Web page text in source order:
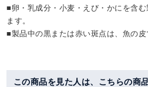
■卵・乳成分・小麦・えび・かにを含
ます。
■製品中の黒または赤い斑点は、魚の皮
この商品を見た人は、こちらの商